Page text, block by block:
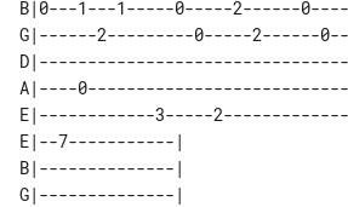
B|0---1---1-----0-----2------
G|------2---------0-----2------
A|----
E|------------3-----
E|--7-----------|
B|--------------|
G|--------------|